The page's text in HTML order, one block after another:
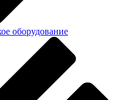
оборудование